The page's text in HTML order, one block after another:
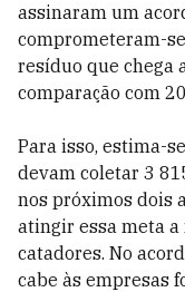
assinaram um
comprometeram-
resíduo que chega
comparação com
Para isso, estima-
devam coletar 3
nos próximos dois
atingir essa meta a
catadores. No
cabe às empresas